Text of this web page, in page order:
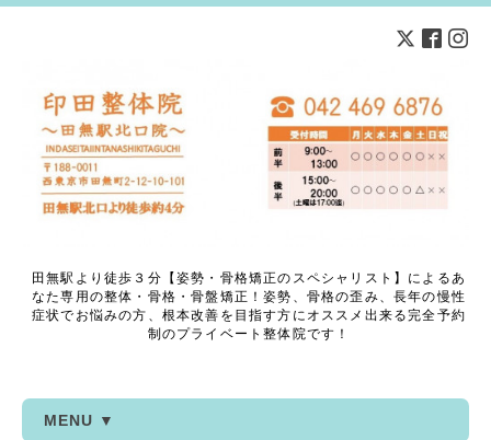
田無駅より徒歩３分【姿勢・骨格矯正のスペシャリスト】によるあ
なた専用の整体・骨格・骨盤矯正！姿勢、骨格の歪み、長年の慢性
症状でお悩みの方、根本改善を目指す方にオススメ出来る完全予約
制のプライベート整体院です！
MENU ▼